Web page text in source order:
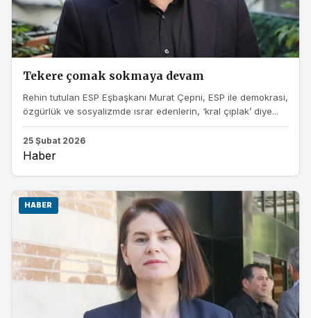
Tekere çomak sokmaya devam
Rehin tutulan ESP Eşbaşkanı Murat Çepni, ESP ile demokrasi,
özgürlük ve sosyalizmde ısrar edenlerin, ‘kral çıplak’ diye...
25 Şubat 2026
Haber
HABER